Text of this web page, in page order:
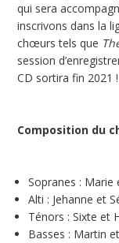
qui sera
inscrivons dans la
chœurs tels que
session
CD sortira fin 2021 !
Composition du
Sopranes : Marie
Alti : Jehanne et
Ténors : Sixte et
Basses : Martin